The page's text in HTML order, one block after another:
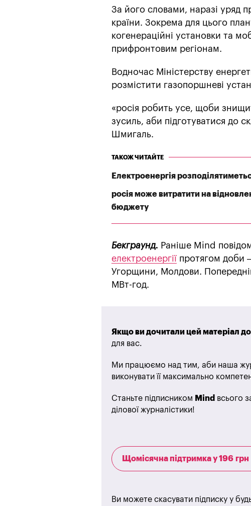
За його словами, наразі уряд
країни. Зокрема для цього
когенераційні установки та
прифронтовим регіонам.
Водночас Міністерству
розмістити газопоршневі
«росія робить усе, щоби
зусиль, аби підготуватися до
Шмигаль.
ТАКОЖ ЧИТАЙТЕ
Електроенергія
росія може витратити на
бюджету
Бекграунд. Раніше Mind
електроенергії протягом доби
Угорщини, Молдови.
МВт-год.
Якщо ви дочитали цей матеріал до
для вас.
Ми працюємо над тим, аби наша
виконувати її максимально
Станьте підписником Mind всього
ділової журналістики!
Щомісячна підтримка у 196 грн
Ви можете скасувати підписку у